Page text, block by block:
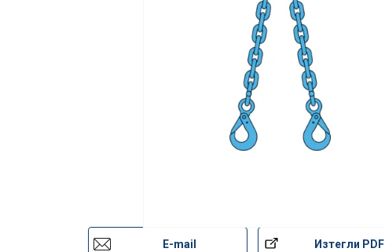
E-mail Изтегли PDF
Работна температура:
Предупреждение: